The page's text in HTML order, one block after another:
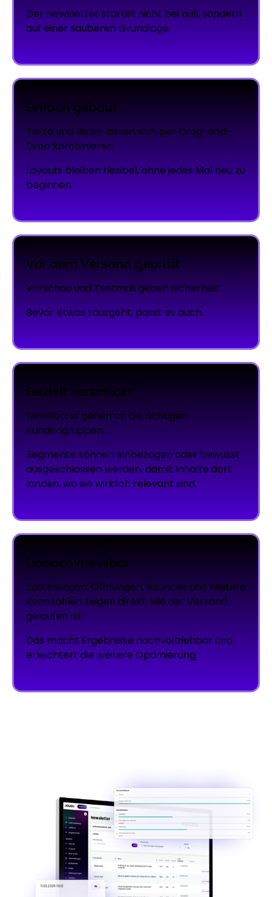
Der Newsletter startet nicht bei null, sondern
auf einer sauberen Grundlage.
Einfach gebaut
Texte und Bilder lassen sich per Drag-and-
Drop kombinieren.
Layouts bleiben flexibel, ohne jedes Mal neu zu
beginnen.
Vor dem Versand geprüft
Vorschau und Testmail geben Sicherheit.
Bevor etwas rausgeht, passt es auch.
Gezielt verschickt
Newsletter gehen an die richtigen
Kundengruppen.
Segmente können einbezogen oder bewusst
ausgeschlossen werden, damit Inhalte dort
landen, wo sie wirklich relevant sind.
Danach messbar
Zustellungen, Öffnungen, Bounces und weitere
Kennzahlen zeigen direkt, wie der Versand
gelaufen ist.
Das macht Ergebnisse nachvollziehbar und
erleichtert die weitere Optimierung.